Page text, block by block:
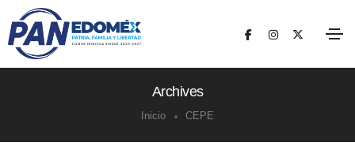
Archives
Inicio CEPE